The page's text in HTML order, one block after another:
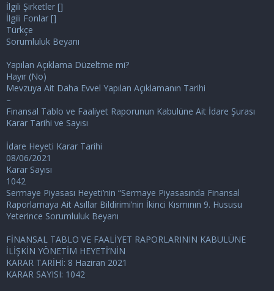
İlgili Şirketler []
İlgili Fonlar []
Türkçe
Sorumluluk Beyanı
Yapılan Açıklama Düzeltme mi?
Hayır (No)
Mevzuya Ait Daha Evvel Yapılan Açıklamanın Tarihi
–
Finansal Tablo ve Faaliyet Raporunun Kabulüne Ait İdare Şurası
Karar Tarihi ve Sayısı
İdare Heyeti Karar Tarihi
08/06/2021
Karar Sayısı
1042
Sermaye Piyasası Heyeti’nin “Sermaye Piyasasında Finansal
Raporlamaya Ait Asıllar Bildirimi’nin İkinci Kısmının 9. Hususu
Yeterince Sorumluluk Beyanı
FİNANSAL TABLO VE FAALİYET RAPORLARININ KABULÜNE
İLİŞKİN YÖNETİM HEYETİ’NİN
KARAR TARİHİ: 8 Haziran 2021
KARAR SAYISI: 1042